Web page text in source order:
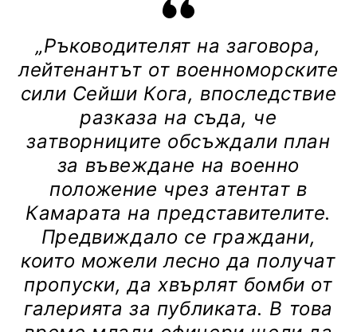
„Ръководителят на заговора,
лейтенантът от военноморските
сили Сейши Кога, впоследствие
разказа на съда, че
затворниците обсъждали план
за въвеждане на военно
положение чрез атентат в
Камарата на представителите.
Предвиждало се граждани,
които можели лесно да получат
пропуски, да хвърлят бомби от
галерията за публиката. В това